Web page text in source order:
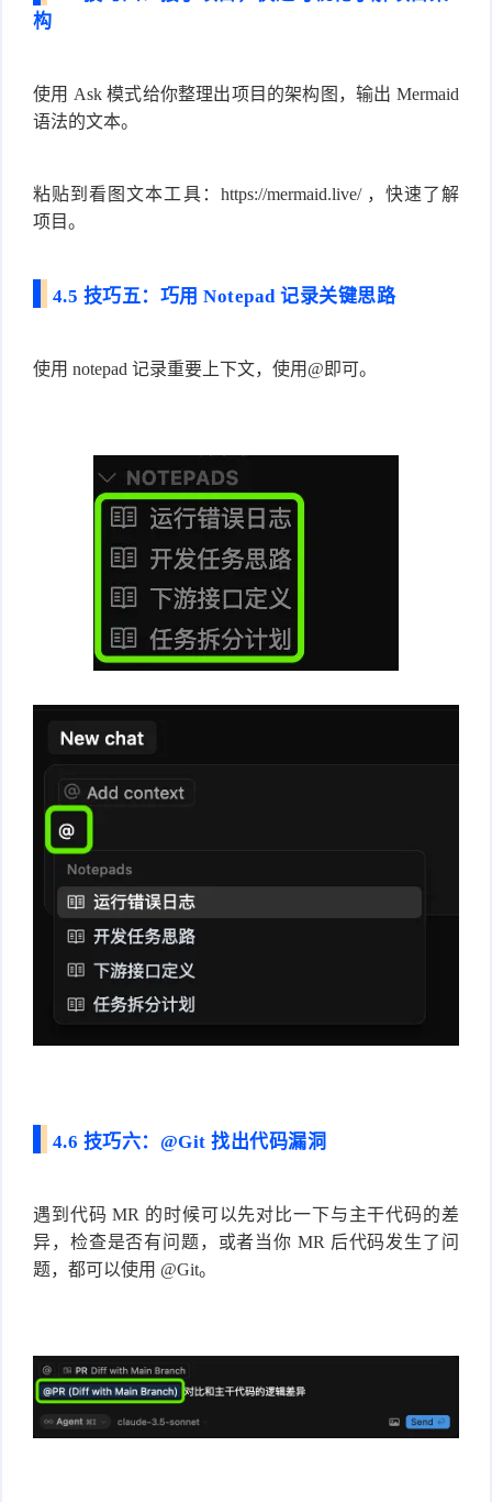
构
使用 Ask 模式给你整理出项目的架构图，输出 Mermaid
语法的文本。
粘贴到看图文本工具：https://mermaid.live/ ，快速了解
项目。
4.5 技巧五：巧用 Notepad 记录关键思路
使用 notepad 记录重要上下文，使用@即可。
4.6 技巧六：@Git 找出代码漏洞
遇到代码 MR 的时候可以先对比一下与主干代码的差
异，检查是否有问题，或者当你 MR 后代码发生了问
题，都可以使用 @Git。